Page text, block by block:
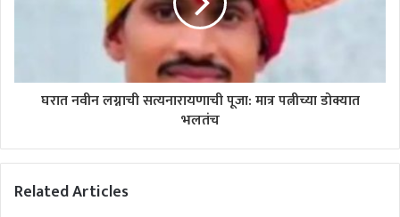
घरात नवीन लग्नाची सत्यनारायणाची पूजा: मात्र पत्नीच्या डोक्यात
भलतंच
Related Articles